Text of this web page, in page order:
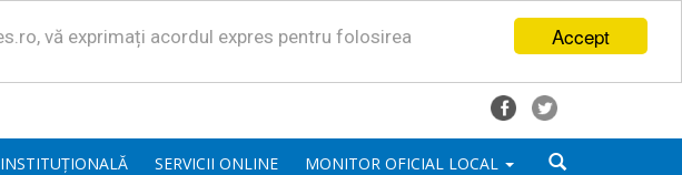
Accept
vă exprimați acordul expres pentru folosirea
SERVICII ONLINE MONITOR OFICIAL LOCAL